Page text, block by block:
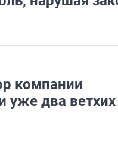
компании
уже два ветхих